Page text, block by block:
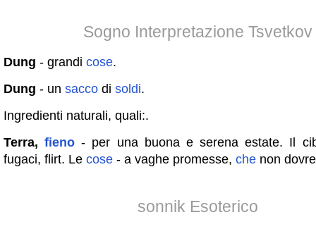
Sogno Interpretazione Tsvetkov
Dung - grandi cose.
Dung - un sacco di soldi.
Ingredienti naturali, quali:.
Terra,fieno - per una buona e serena estate. Il
fugaci, flirt. Le cose - a vaghe promesse, che non
sonnik Esoterico